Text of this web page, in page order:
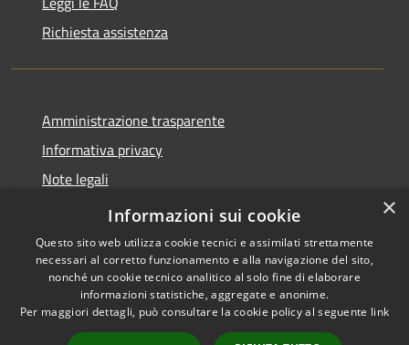
Richiesta assistenza
Amministrazione trasparente
Informativa privacy
Note legali
Dichiarazione di accessibilità
Accessibilità
Copyright © 2026 • Comune di
San Daniele Po • Powered by
×
Informazioni sui cookie
Questo sito web utilizza cookie tecnici e assimilati strettamente
necessari al corretto funzionamento e alla navigazione del sito,
nonché un cookie tecnico analitico al solo fine di elaborare
informazioni statistiche, aggregate e anonime.
Per maggiori dettagli, può consultare la cookie policy al seguente link